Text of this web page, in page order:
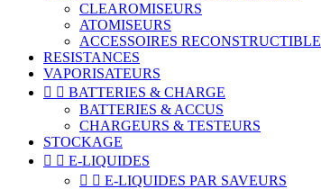
CLEAROMISEURS
ATOMISEURS
ACCESSOIRES RECONSTRUCTIBLE
RESISTANCES
VAPORISATEURS
  BATTERIES & CHARGE
BATTERIES & ACCUS
CHARGEURS & TESTEURS
STOCKAGE
  E-LIQUIDES
  E-LIQUIDES PAR SAVEURS